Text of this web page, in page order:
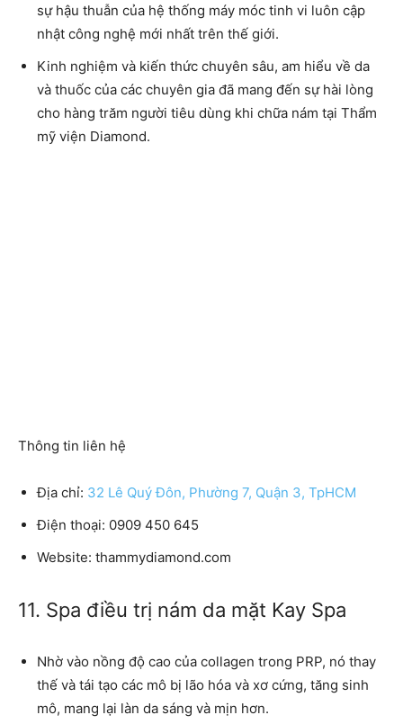
sự hậu thuẫn của hệ thống máy móc tinh vi luôn cập
nhật công nghệ mới nhất trên thế giới.
Kinh nghiệm và kiến ​​thức chuyên sâu, am hiểu về da
và thuốc của các chuyên gia đã mang đến sự hài lòng
cho hàng trăm người tiêu dùng khi chữa nám tại Thẩm
mỹ viện Diamond.
Thông tin liên hệ
Địa chỉ: 32 Lê Quý Đôn, Phường 7, Quận 3, TpHCM
Điện thoại: 0909 450 645
Website: thammydiamond.com
11. Spa điều trị nám da mặt Kay Spa
Nhờ vào nồng độ cao của collagen trong PRP, nó thay
thế và tái tạo các mô bị lão hóa và xơ cứng, tăng sinh
mô, mang lại làn da sáng và mịn hơn.